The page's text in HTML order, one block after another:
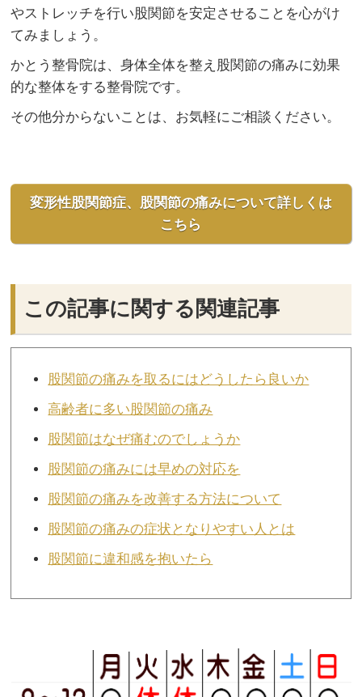
やストレッチを行い股関節を安定させることを心がけ
てみましょう。
かとう整骨院は、身体全体を整え股関節の痛みに効果
的な整体をする整骨院です。
その他分からないことは、お気軽にご相談ください。
変形性股関節症、股関節の痛みについて詳しくは
こちら
この記事に関する関連記事
股関節の痛みを取るにはどうしたら良いか
高齢者に多い股関節の痛み
股関節はなぜ痛むのでしょうか
股関節の痛みには早めの対応を
股関節の痛みを改善する方法について
股関節の痛みの症状となりやすい人とは
股関節に違和感を抱いたら